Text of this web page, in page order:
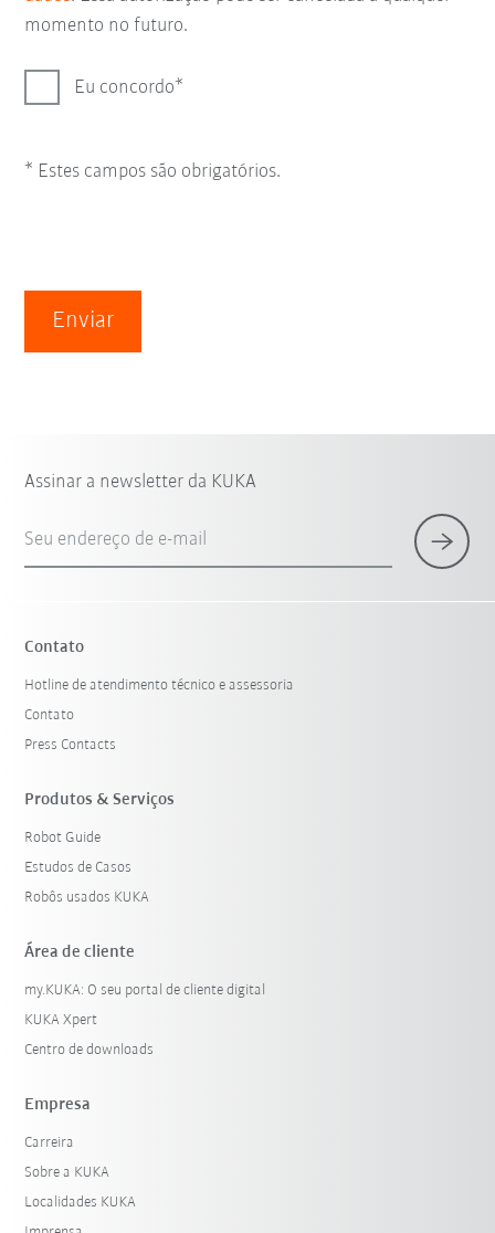
momento no futuro.
Eu concordo
* Estes campos são obrigatórios.
Enviar
Assinar a newsletter da KUKA
Seu endereço de e-mail
Contato
Hotline de atendimento técnico e assessoria
Contato
Press Contacts
Produtos & Serviços
Robot Guide
Estudos de Casos
Robôs usados KUKA
Área de cliente
my.KUKA: O seu portal de cliente digital
KUKA Xpert
Centro de downloads
Empresa
Carreira
Sobre a KUKA
Localidades KUKA